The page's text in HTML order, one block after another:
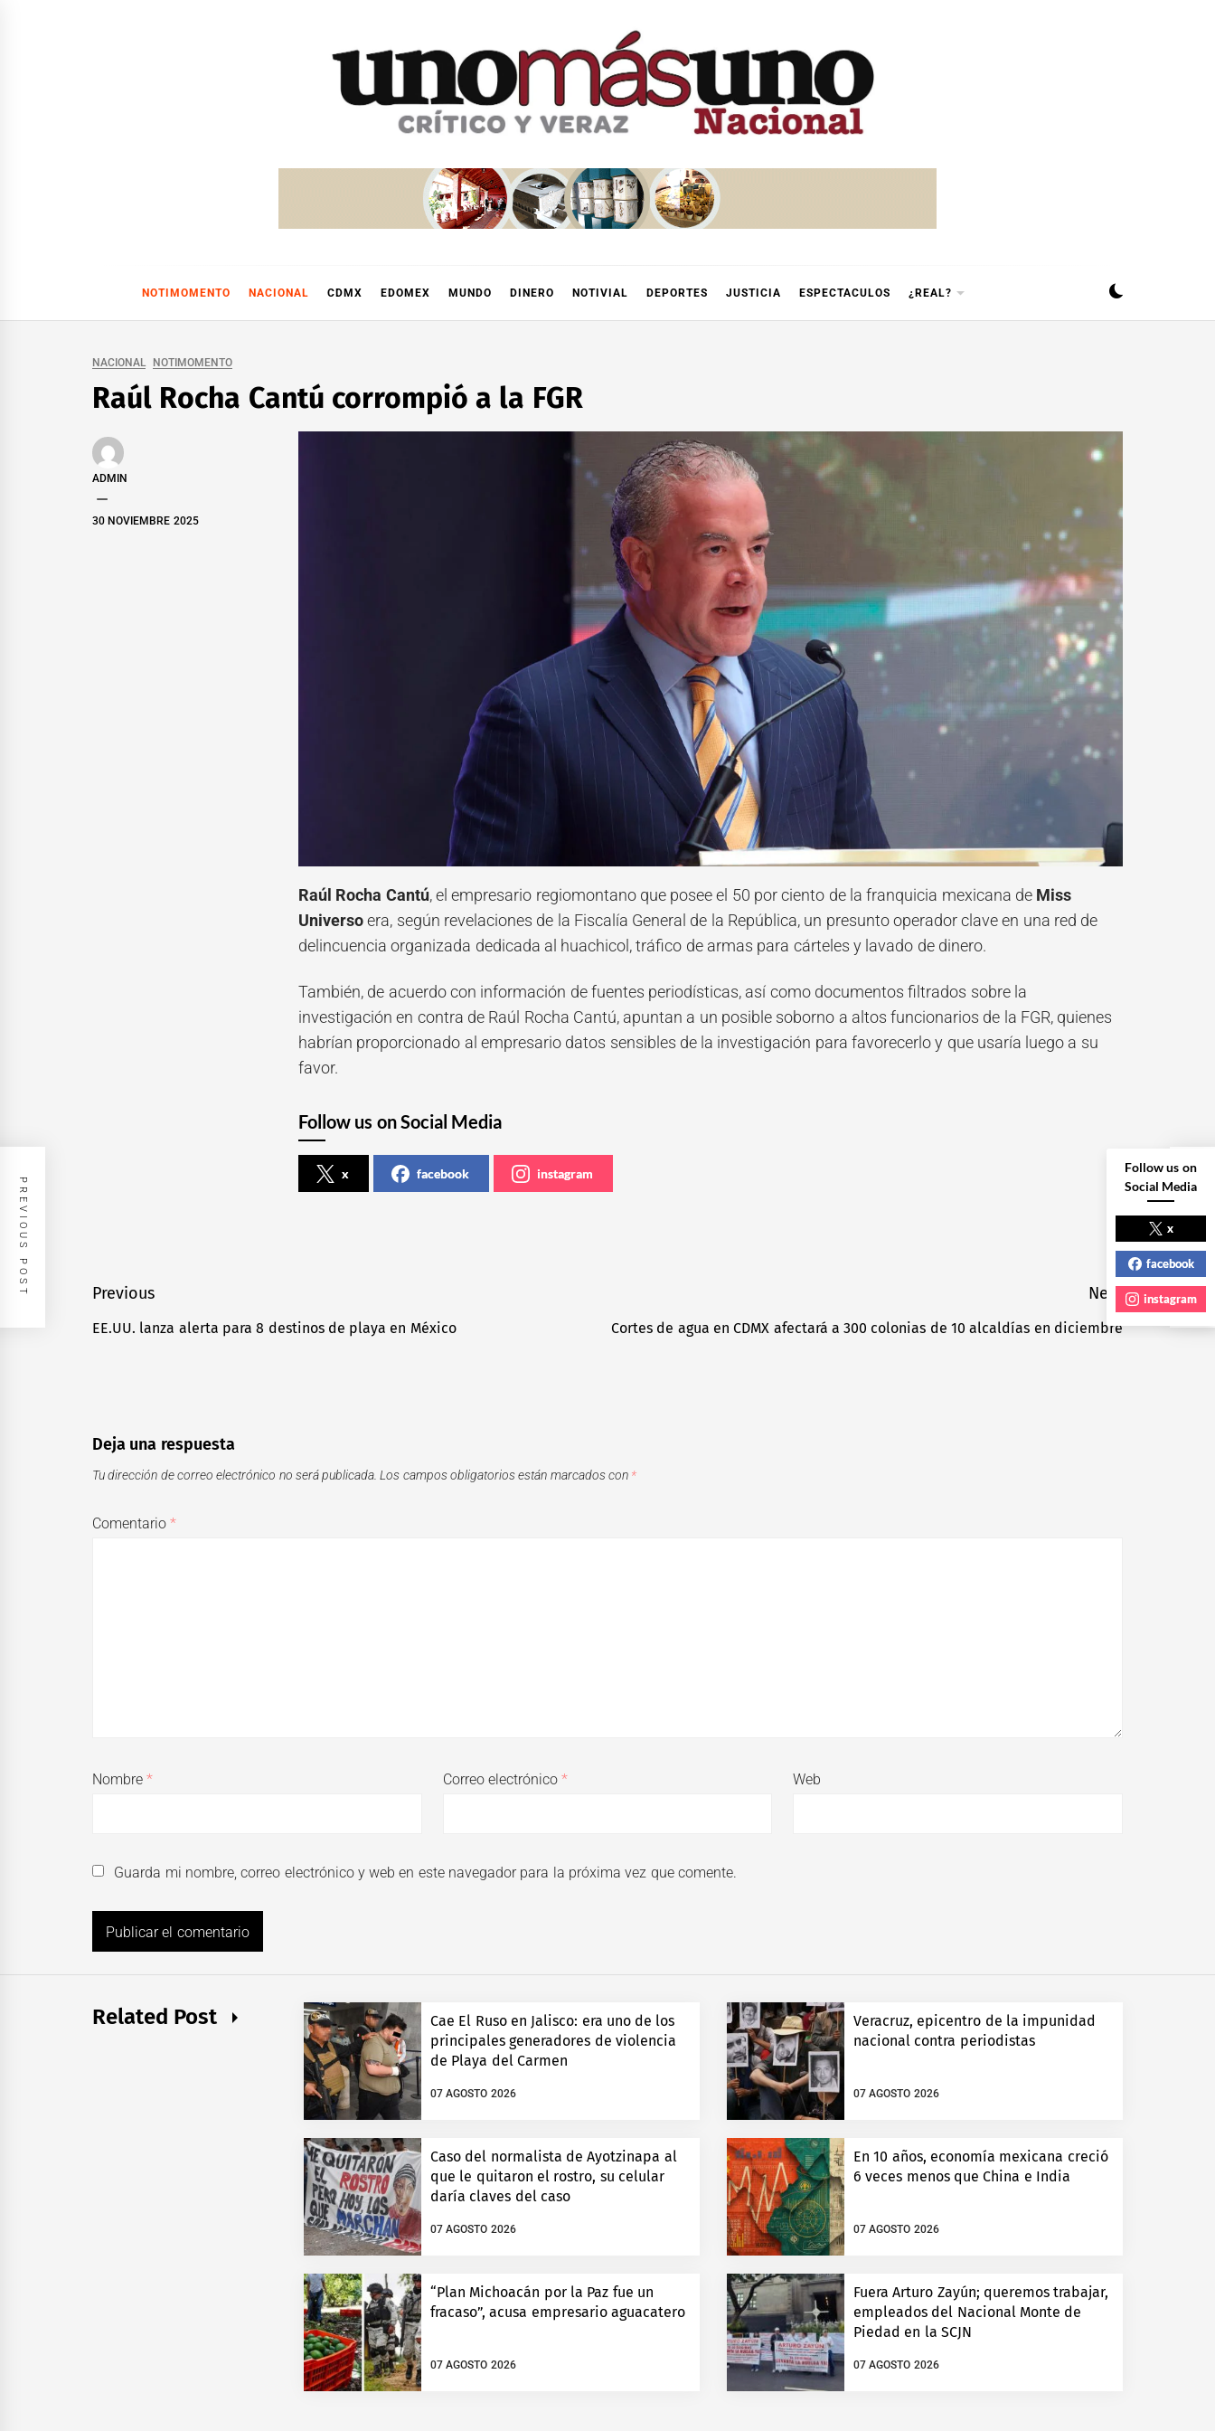
NOTIMOMENTO NACIONAL CDMX EDOMEX MUNDO DINERO NOTIVIAL DEPORTES JUSTICIA ESPECTACULOS ¿REAL?
NACIONAL NOTIMOMENTO
Raúl Rocha Cantú corrompió a la FGR
ADMIN
30 NOVIEMBRE 2025
Raúl Rocha Cantú, el empresario regiomontano que posee el 50 por ciento de la franquicia mexicana de Miss
Universoera, según revelaciones de la Fiscalía General de la República, un presunto operador clave en una red de
delincuencia organizada dedicada al huachicol, tráfico de armas para cárteles y lavado de dinero.
También, de acuerdo con información de fuentes periodísticas, así como documentos filtrados sobre la
investigación en contra de Raúl Rocha Cantú, apuntan a un posible soborno a altos funcionarios de la FGR, quienes
habrían proporcionado al empresario datos sensibles de la investigación para favorecerlo y que usaría luego a su
favor.
Follow us on Social Media
x facebook instagram
Navegación
de
Previous
Previous
EE.UU. lanza alerta para 8 destinos de playa en México
Next
Next
Cortes de agua en CDMX afectará a 300 colonias de 10 alcaldías en diciembre
PREVIOUS POST NEXT POST
Deja una respuesta
Tu dirección de correo electrónico no será publicada. Los campos obligatorios están marcados con *
Comentario*
Nombre* Correo electrónico* Web
Guarda mi nombre, correo electrónico y web en este navegador para la próxima vez que comente.
Related Post
Cae El Ruso en Jalisco: era uno de los
principales generadores de violencia
de Playa del Carmen
07 AGOSTO 2026
Veracruz, epicentro de la impunidad
nacional contra periodistas
07 AGOSTO 2026
Caso del normalista de Ayotzinapa al
que le quitaron el rostro, su celular
daría claves del caso
07 AGOSTO 2026
En 10 años, economía mexicana creció
6 veces menos que China e India
07 AGOSTO 2026
“Plan Michoacán por la Paz fue un
fracaso”, acusa empresario aguacatero
07 AGOSTO 2026
Fuera Arturo Zayún; queremos trabajar,
empleados del Nacional Monte de
Piedad en la SCJN
07 AGOSTO 2026
Follow us on
Social Media
x
facebook
instagram